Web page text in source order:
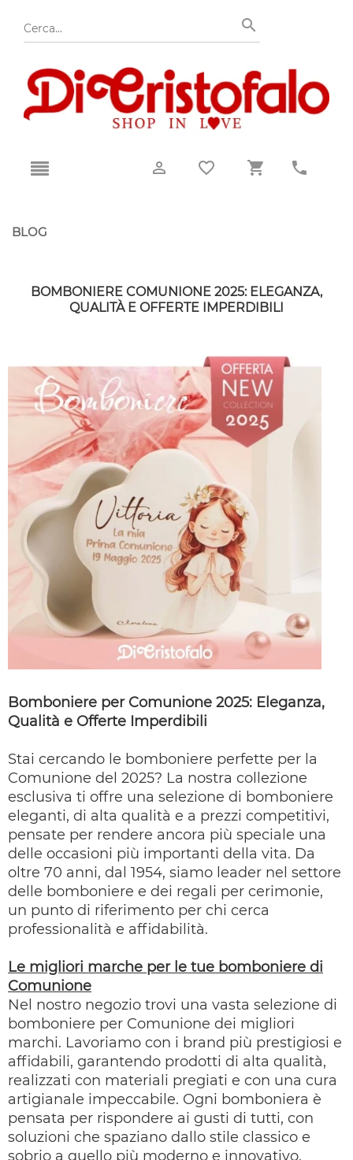
BLOG
BOMBONIERE COMUNIONE 2025: ELEGANZA,
QUALITÀ E OFFERTE IMPERDIBILI
Bomboniere per Comunione 2025: Eleganza,
Qualità e Offerte Imperdibili
Stai cercando le bomboniere perfette per la
Comunione del 2025? La nostra collezione
esclusiva ti offre una selezione di bomboniere
eleganti, di alta qualità e a prezzi competitivi,
pensate per rendere ancora più speciale una
delle occasioni più importanti della vita. Da
oltre 70 anni, dal 1954, siamo leader nel settore
delle bomboniere e dei regali per cerimonie,
un punto di riferimento per chi cerca
professionalità e affidabilità.
Le migliori marche per le tue bomboniere di
Comunione
Nel nostro negozio trovi una vasta selezione di
bomboniere per Comunione dei migliori
marchi. Lavoriamo con i brand più prestigiosi e
affidabili, garantendo prodotti di alta qualità,
realizzati con materiali pregiati e con una cura
artigianale impeccabile. Ogni bomboniera è
pensata per rispondere ai gusti di tutti, con
soluzioni che spaziano dallo stile classico e
sobrio a quello più moderno e innovativo.